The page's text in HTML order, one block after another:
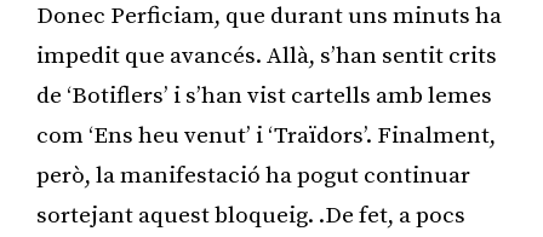
Donec Perficiam, que durant uns minuts ha
impedit que avancés. Allà, s’han sentit crits
de ‘Botiflers’ i s’han vist cartells amb lemes
com ‘Ens heu venut’ i ‘Traïdors’. Finalment,
però, la manifestació ha pogut continuar
sortejant aquest bloqueig. .De fet, a pocs